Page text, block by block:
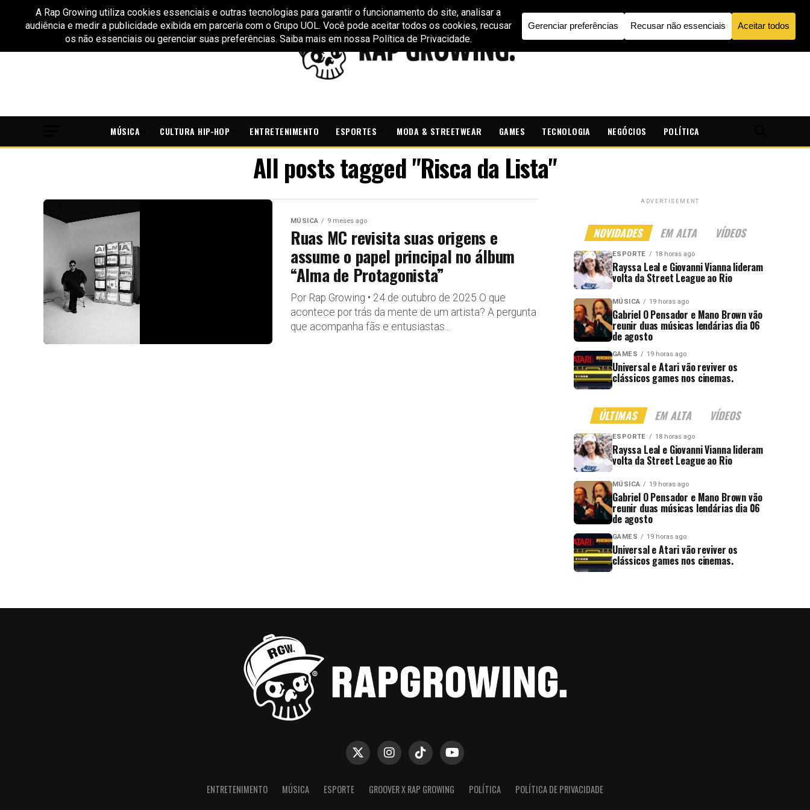
MÚSICA CULTURA HIP-HOP ENTRETENIMENTO ESPORTES MODA & STREETWEAR GAMES TECNOLOGIA NEGÓCIOS POLÍTICA
All posts tagged "Risca da Lista"
MÚSICA 9 meses ago
Ruas MC revisita suas origens e
assume o papel principal no álbum
“Alma de Protagonista”
Por Rap Growing • 24 de outubro de 2025 O que
acontece por trás da mente de um artista? A pergunta
que acompanha fãs e entusiastas...
ADVERTISEMENT
NOVIDADES EM ALTA VÍDEOS
ESPORTE 18 horas ago
Rayssa Leal e Giovanni Vianna lideram
volta da Street League ao Rio
MÚSICA 19 horas ago
Gabriel O Pensador e Mano Brown vão
reunir duas músicas lendárias dia 06
de agosto
GAMES 19 horas ago
Universal e Atari vão reviver os
clássicos games nos cinemas.
ÚLTIMAS EM ALTA VÍDEOS
ESPORTE 18 horas ago
Rayssa Leal e Giovanni Vianna lideram
volta da Street League ao Rio
MÚSICA 19 horas ago
Gabriel O Pensador e Mano Brown vão
reunir duas músicas lendárias dia 06
de agosto
GAMES 19 horas ago
Universal e Atari vão reviver os
clássicos games nos cinemas.
ENTRETENIMENTO MÚSICA ESPORTE GROOVER X RAP GROWING POLÍTICA POLÍTICA DE PRIVACIDADE